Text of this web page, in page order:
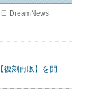
DreamNews
復刻再販】を開